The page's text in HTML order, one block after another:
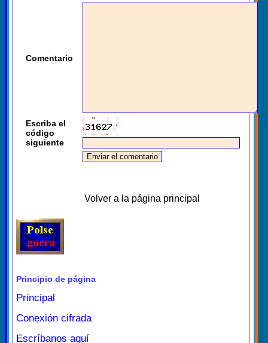
Comentario
Escriba el
código
siguiente
Volver a la página principal
Principio de página
Principal
Conexión cifrada
Escríbanos aquí